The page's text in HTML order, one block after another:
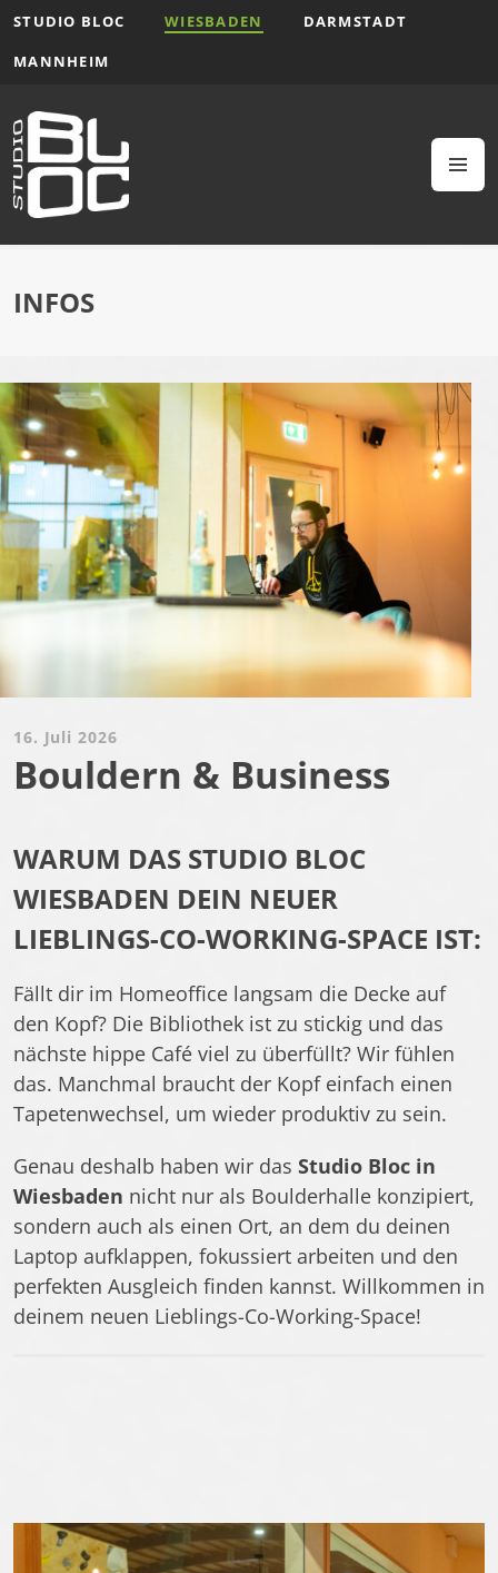
Zum
springen
STUDIO BLOC WIESBADEN
DARMSTADT
MANNHEIM
INFOS
16. Juli 2026
Bouldern & Business
WARUM DAS STUDIO BLOC
WIESBADEN DEIN NEUER
LIEBLINGS-CO-WORKING-SPACE IST:
Fällt dir im Homeoffice langsam die Decke auf
den Kopf? Die Bibliothek ist zu stickig und das
nächste hippe Café viel zu überfüllt? Wir fühlen
das. Manchmal braucht der Kopf einfach einen
Tapetenwechsel, um wieder produktiv zu sein.
Genau deshalb haben wir das Studio Bloc in
Wiesbaden nicht nur als Boulderhalle konzipiert,
sondern auch als einen Ort, an dem du deinen
Laptop aufklappen, fokussiert arbeiten und den
perfekten Ausgleich finden kannst. Willkommen in
deinem neuen Lieblings-Co-Working-Space!